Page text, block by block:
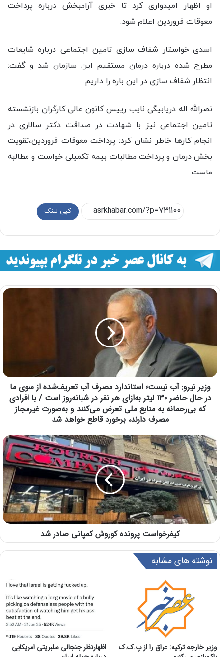
او اظهار امیدواری کرد تا خبری آرامبخش درباره پرداخت
معوقات فروردین اعلام شود.
اسدی خواستار شفاف سازی تامین اجتماعی درباره شایعات
مطرح شده درباره درمان مستقیم این سازمان شد و گفت:
انتظار شفاف سازی در این باره را داریم.
نصرالله اله دریابیگی نایب رییس کانون عالی کارگران بازنشسته
تامین اجتماعی نیز با شهادت در صداقت دکتر سالاری در
انجام کارها خاطر نشان کرد: پرداخت معوقات فروردین،تقویت
بخش درمان و پرداخت مطالبات بیمه تکمیلی خواست و مطالبه
ماست.
کپی لینک
وزیر نیرو: آب نیست؛ استاندارد مصرف آب تعریف‌شده از سوی ما
در حال حاضر ۱۳۰ لیتر به‌ازای هر نفر در شبانه‌روز است / با افرادی
که بی‌رحمانه به منابع ملی تعرض می‌کنند و به‌صورت غیرمجاز
مصرف دارند، برخورد قاطع خواهد شد
کیفرخواست پرونده کوروش کمپانی صادر شد
نوشته های مشابه
وزیر خارجه ترکیه: عراق را از پ.ک.ک
اظهارنظر جنجالی سلبریتی امریکایی